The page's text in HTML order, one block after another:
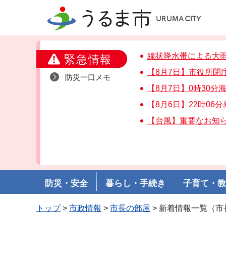
うるま市
緊急情報
防災一口メモ
線状降水帯による大
【8月7日】市役所閉
【8月7日】0時30分
【8月6日】22時06
【台風】重要なお知
防災・安全 暮らし・手続き 子育て・
トップ> 市政情報 > 市長の部屋 > 新着情報一覧（市